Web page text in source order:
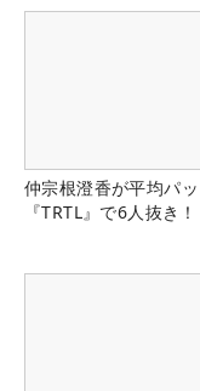
仲宗根澄香が平均パ
『TRTL』で6人抜き！